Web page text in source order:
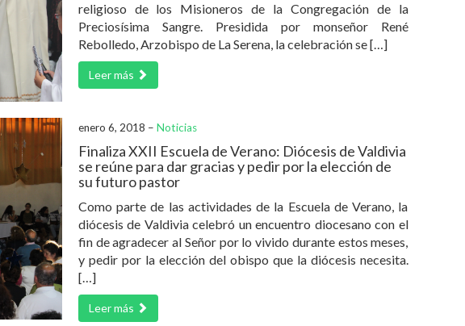
religioso de los Misioneros de la Congregación de la
Preciosísima Sangre. Presidida por monseñor René
Rebolledo, Arzobispo de La Serena, la celebración se […]
Leer más
enero 6, 2018 – Noticias
Finaliza XXII Escuela de Verano: Diócesis de Valdivia
se reúne para dar gracias y pedir por la elección de
su futuro pastor
Como parte de las actividades de la Escuela de Verano, la
diócesis de Valdivia celebró un encuentro diocesano con el
fin de agradecer al Señor por lo vivido durante estos meses,
y pedir por la elección del obispo que la diócesis necesita.
[…]
Leer más